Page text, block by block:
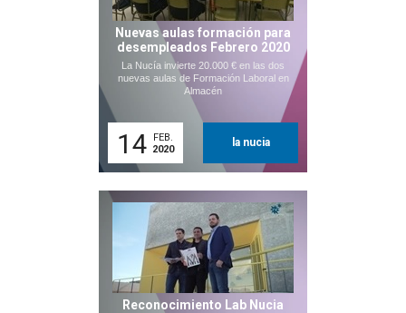
Nuevas aulas formación para
desempleados Febrero 2020
La Nucía invierte 20.000 € en las dos
nuevas aulas de Formación Laboral en
Almacén
14
FEB.
2020
la nucia
Reconocimiento Lab Nucia